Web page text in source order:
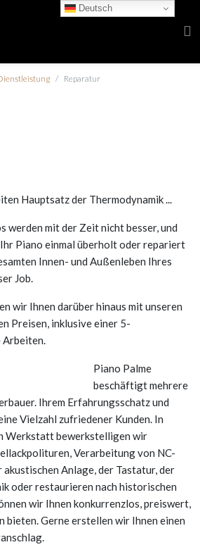
Reparatur
Deutsch
Hauptsatz der Thermodynamik ...
werden mit der Zeit nicht besser, und
Piano einmal überholt oder repariert
Innen- und Außenleben Ihres
Job.
wir Ihnen darüber hinaus mit unseren
Preisen, inklusive einer 5-
Arbeiten.
Piano Palme
beschäftigt mehrere
Ihrem Erfahrungsschatz und
Vielzahl zufriedener Kunden. In
Werkstatt bewerkstelligen wir
Verarbeitung von NC-
akustischen Anlage, der Tastatur, der
oder restaurieren nach historischen
wir Ihnen konkurrenzlos, preiswert,
bieten. Gerne erstellen wir Ihnen einen